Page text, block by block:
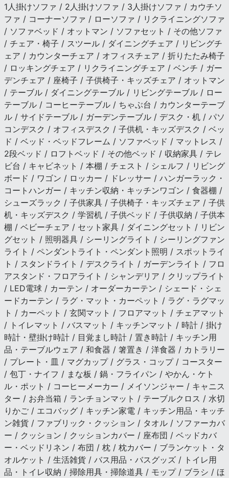
1人掛けソファ / 2人掛けソファ / 3人掛けソファ / カウチソ
ファ / コーナーソファ / ローソファ / リクライニングソファ
/ ソファベッド / オットマン / ソファセット / その他ソファ
/ チェア・椅子 / スツール / ダイニングチェア / リビングチ
ェア / カウンターチェア / オフィスチェア / 折りたたみ椅子
/ ロッキングチェア / リクライニングチェア / ベンチ / ガー
デンチェア / 座椅子 / 子供椅子・キッズチェア / オットマン
/ テーブル / ダイニングテーブル / リビングテーブル / ロー
テーブル / コーヒーテーブル / ちゃぶ台 / カウンターテーブ
ル / サイドテーブル / ガーデンテーブル / デスク・机 / パソ
コンデスク / オフィスデスク / 子供机・キッズデスク / ベッ
ド / ベッド・ベッドフレーム / ソファベッド / マットレス /
2段ベッド / ロフトベッド / その他ベッド / 収納家具 / テレ
ビ台 / キャビネット / 本棚 / チェスト / シェルフ / リビング
ボード / ワゴン / ロッカー / ドレッサー / ハンガーラック・
コートハンガー / キッチン収納・キッチンワゴン / 食器棚 /
シューズラック / 子供家具 / 子供椅子・キッズチェア / 子供
机・キッズデスク / 学習机 / 子供ベッド / 子供収納 / 子供本
棚 / ベビーチェア / セット家具 / ダイニングセット / リビン
グセット / 照明器具 / シーリングライト / シーリングファン
ライト / ペンダントライト・ペンダント照明 / スポットライ
ト / スタンドライト / デスクライト / ガーデンライト / フロ
アスタンド・フロアライト / シャンデリア / クリップライト
/ LED電球 / カーテン / オーダーカーテン / シェード・シェ
ードカーテン / ラグ・マット・カーペット / ラグ・ラグマッ
ト / カーペット / 玄関マット / フロアマット / チェアマット
/ トイレマット / バスマット / キッチンマット / 時計 / 掛け
時計・壁掛け時計 / 目覚まし時計 / 置き時計 / キッチン用
品・テーブルウェア / 和食器 / 箸置き / 洋食器 / カトラリー
/ プレート・皿 / マグカップ / グラス・コップ / コースター
/ 包丁・ナイフ / まな板 / 鍋・フライパン / やかん・ケト
ル・ポット / コーヒーメーカー / メイソンジャー / キャニス
ター / お弁当箱 / ランチョンマット / テーブルクロス / 水切
りかご / エコバッグ / キッチン家電 / キッチン用品・キッチ
ン雑貨 / ファブリック・クッション / タオル / ソファーカバ
ー / クッション / クッションカバー / 座布団 / ベッドカバ
ー・ベッドリネン / 布団 / 枕 / 枕カバー / ブランケット・タ
オルケット / 生活雑貨 / バス用品・バスグッズ / トイレ用
品・トイレ収納 / 掃除用具・掃除道具 / モップ / ブラシ / ほ